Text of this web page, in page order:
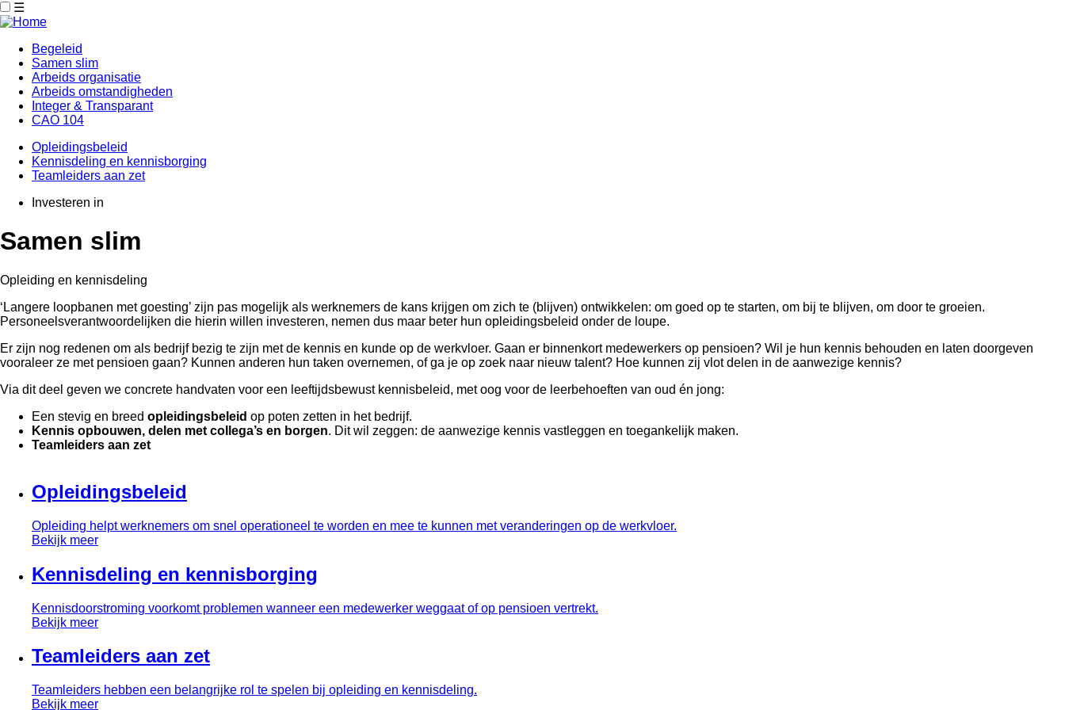
☰
Main
navigation
Begeleid
Samen slim
Arbeids organisatie
Arbeids omstandigheden
Integer & Transparant
CAO 104
Main
navigation
Opleidingsbeleid
Kennisdeling en kennisborging
Teamleiders aan zet
Investeren in
Samen slim
Opleiding en kennisdeling
‘Langere loopbanen met goesting’ zijn pas mogelijk als werknemers de kans krijgen om zich te (blijven) ontwikkelen: om goed op te starten, om bij te blijven, om door te groeien.
Personeelsverantwoordelijken die hierin willen investeren, nemen dus maar beter hun opleidingsbeleid onder de loupe.
Er zijn nog redenen om als bedrijf bezig te zijn met de kennis en kunde op de werkvloer. Gaan er binnenkort medewerkers op pensioen? Wil je hun kennis behouden en laten doorgeven
vooraleer ze met pensioen gaan? Kunnen anderen hun taken overnemen, of ga je op zoek naar nieuw talent? Hoe kunnen zij vlot delen in de aanwezige kennis?
Via dit deel geven we concrete handvaten voor een leeftijdsbewust kennisbeleid, met oog voor de leerbehoeften van oud én jong:
Een stevig en breed opleidingsbeleid op poten zetten in het bedrijf.
Kennis opbouwen, delen met collega’s en borgen. Dit wil zeggen: de aanwezige kennis vastleggen en toegankelijk maken.
Teamleiders aan zet
Opleidingsbeleid
Opleiding helpt werknemers om snel operationeel te worden en mee te kunnen met veranderingen op de werkvloer.
Bekijk meer
Kennisdeling en kennisborging
Kennisdoorstroming voorkomt problemen wanneer een medewerker weggaat of op pensioen vertrekt.
Bekijk meer
Teamleiders aan zet
Teamleiders hebben een belangrijke rol te spelen bij opleiding en kennisdeling.
Bekijk meer